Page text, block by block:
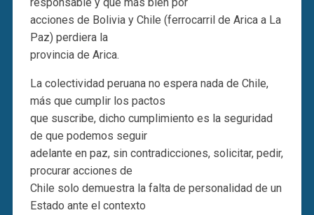
acciones de Bolivia y Chile (ferrocarril de Arica a La
Paz) perdiera la
provincia de Arica.
La colectividad peruana no espera nada de Chile,
más que cumplir los pactos
que suscribe, dicho cumplimiento es la seguridad
de que podemos seguir
adelante en paz, sin contradicciones, solicitar, pedir,
procurar acciones de
Chile solo demuestra la falta de personalidad de un
Estado ante el contexto